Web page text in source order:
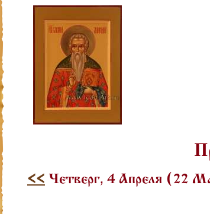
<< Четверг, 4 Апреля (22